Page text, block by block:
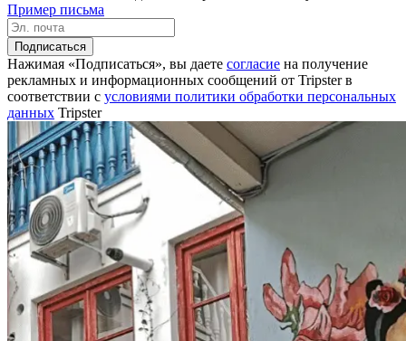
Пример письма
Подписаться
Нажимая «Подписаться», вы даете согласие на получение
рекламных и информационных сообщений от Tripster в
соответствии c условиями политики обработки персональных
данных Tripster